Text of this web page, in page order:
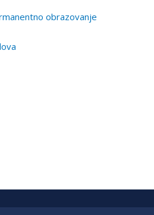
obrazovanje